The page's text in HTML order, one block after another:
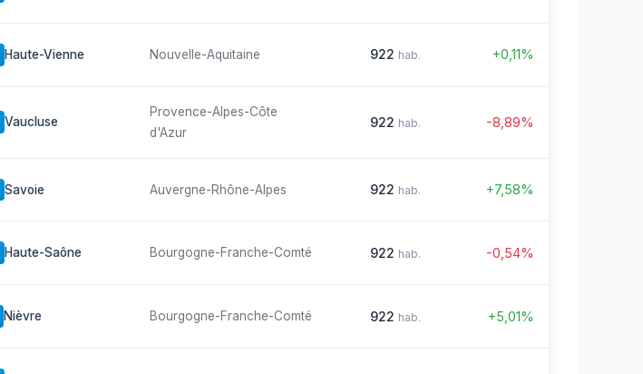
Haute-Vienne Nouvelle-Aquitaine 922 hab. +0,11%
Vaucluse
Provence-Alpes-Côte
d'Azur
922 hab. -8,89%
Savoie Auvergne-Rhône-Alpes 922 hab. +7,58%
Haute-Saône Bourgogne-Franche-Comté 922 hab. -0,54%
Nièvre Bourgogne-Franche-Comté 922 hab. +5,01%